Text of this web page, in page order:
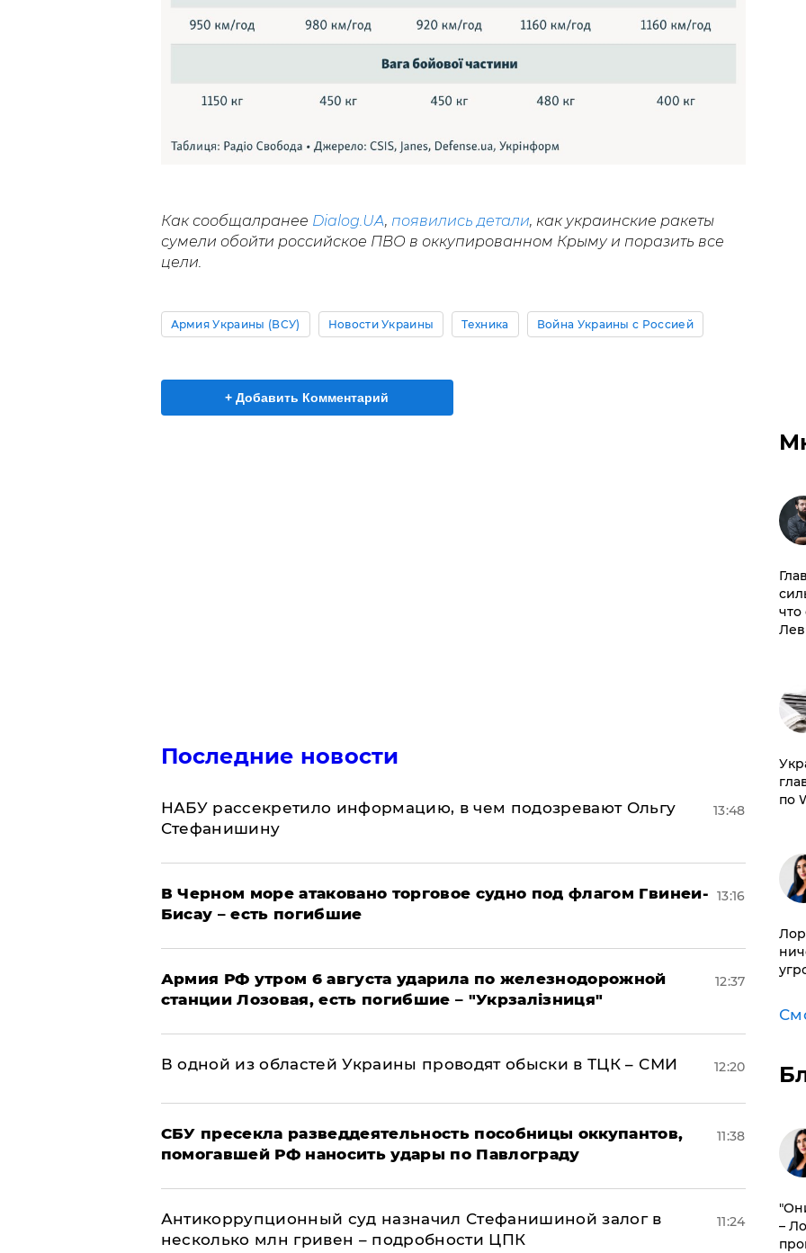
Как сообщалранее Dialog.UA, появились детали, как украинские ракеты
сумели обойти российское ПВО в оккупированном Крыму и поразить все
цели.
Армия Украины (ВСУ) Новости Украины Техника Война Украины с Россией
+ Добавить Комментарий
Последние новости
НАБУ рассекретило информацию, в чем подозревают Ольгу
Стефанишину
13:48
В Черном море атаковано торговое судно под флагом Гвинеи-
Бисау – есть погибшие
13:16
Армия РФ утром 6 августа ударила по железнодорожной
станции Лозовая, есть погибшие – "Укрзалізниця"
12:37
В одной из областей Украины проводят обыски в ТЦК – СМИ 12:20
СБУ пресекла разведдеятельность пособницы оккупантов,
помогавшей РФ наносить удары по Павлограду
11:38
Антикоррупционный суд назначил Стефанишиной залог в
несколько млн гривен – подробности ЦПК
11:24
что
по
–